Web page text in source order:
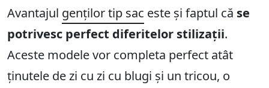
Avantajul genților tip sac este și faptul că se
potrivesc perfect diferitelor stilizații.
Aceste modele vor completa perfect atât
ținutele de zi cu zi cu blugi și un tricou, o